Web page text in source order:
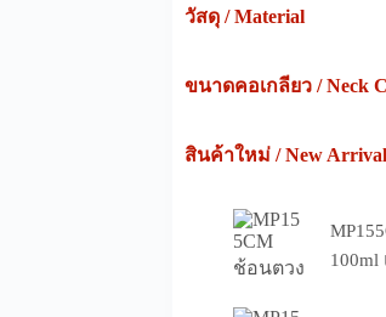
วัสดุ / Material
ขนาดคอเกลียว / Neck
สินค้าใหม่ / New Arrival